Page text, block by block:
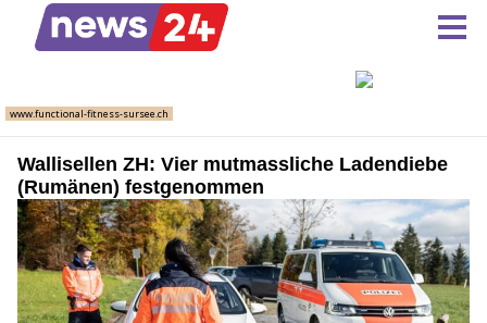
Wallisellen ZH: Vier mutmassliche Ladendiebe
(Rumänen) festgenommen